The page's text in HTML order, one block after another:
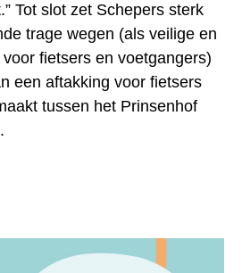
Tot slot zet Schepers sterk
trage wegen (als veilige en
fietsers en voetgangers)
een aftakking voor fietsers
tussen het Prinsenhof